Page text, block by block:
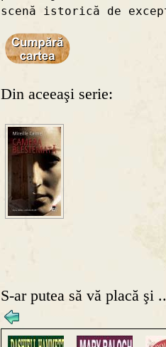
scenă istorică de
Din aceeaşi serie:
S-ar putea să vă placă şi